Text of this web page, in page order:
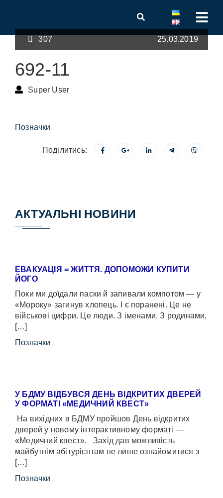
307 25.03.2019
692-11
Super User
Позначки
Поділитись:
АКТУАЛЬНІ НОВИНИ
ЕВАКУАЦІЯ = ЖИТТЯ. ДОПОМОЖИ КУПИТИ
ЙОГО
Поки ми доїдали паски й запивали компотом — у
«Мороку» загинув хлопець. І є поранені. Це не
військові цифри. Це люди. З іменами. З родинами,
[…]
Позначки
У БДМУ ВІДБУВСЯ ДЕНЬ ВІДКРИТИХ ДВЕРЕЙ
У ФОРМАТІ «МЕДИЧНИЙ КВЕСТ»
На вихідних в БДМУ пройшов День відкритих
дверей у новому інтерактивному форматі —
«Медичний квест». Захід дав можливість
майбутнім абітурієнтам не лише ознайомитися з
[…]
Позначки